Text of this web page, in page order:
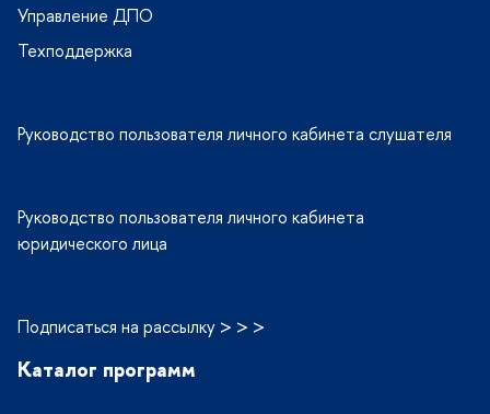
Управление ДПО
Техподдержка
Руководство пользователя личного кабинета слушателя
Руководство пользователя личного кабинета
юридического лица
Подписаться на рассылку > > >
Каталог программ